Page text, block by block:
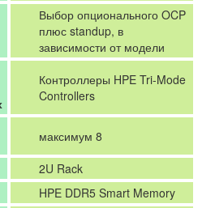
Выбор опционального OCP
плюс standup, в
зависимости от модели
Контроллеры HPE Tri-Mode
Controllers
максимум 8
2U Rack
HPE DDR5 Smart Memory